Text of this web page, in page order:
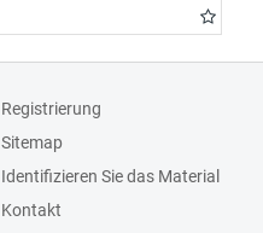
Registrierung
Sitemap
Identifizieren Sie das Material
Kontakt